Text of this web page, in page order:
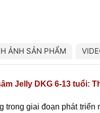
ẢNH SẢN PHẨM
Jelly DKG 6-13 tuổi:
trong giai đoạn phát